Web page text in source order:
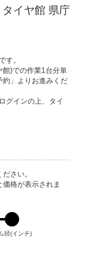
イヤ館 県庁
す。
館)での作業1台分単
約」よりお進みくだ
グインの上、タイ
さい。
格が表示されま
径(インチ)